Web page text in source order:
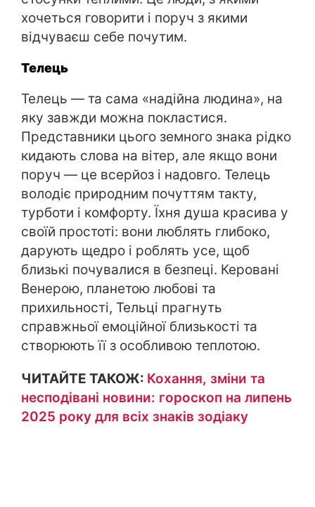
хочеться говорити і поруч з якими
відчуваєш себе почутим.
Телець
Телець — та сама «надійна людина», на
яку завжди можна покластися.
Представники цього земного знака рідко
кидають слова на вітер, але якщо вони
поруч — це всерйоз і надовго. Телець
володіє природним почуттям такту,
турботи і комфорту. Їхня душа красива у
своїй простоті: вони люблять глибоко,
дарують щедро і роблять усе, щоб
близькі почувалися в безпеці. Керовані
Венерою, планетою любові та
прихильності, Тельці прагнуть
справжньої емоційної близькості та
створюють її з особливою теплотою.
ЧИТАЙТЕ ТАКОЖ: Кохання, зміни та
несподівані новини: гороскоп на липень
2025 року для всіх знаків зодіаку